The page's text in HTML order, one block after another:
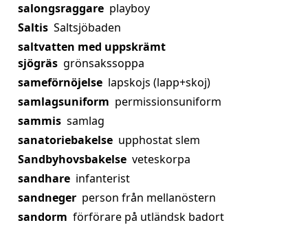
salongsraggare playboy
Saltis Saltsjöbaden
saltvatten med uppskrämt
sjögräs grönsakssoppa
sameförnöjelse lapskojs (lapp+skoj)
samlagsuniform permissionsuniform
sammis samlag
sanatoriebakelse upphostat slem
Sandbyhovsbakelse veteskorpa
sandhare infanterist
sandneger person från mellanöstern
sandorm förförare på utländsk badort